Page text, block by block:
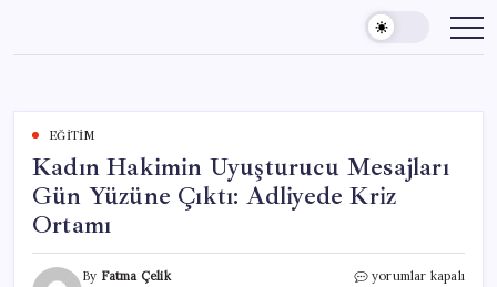
content
EĞITIM
Kadın Hakimin Uyuşturucu Mesajları
Gün Yüzüne Çıktı: Adliyede Kriz
Ortamı
By Fatma Çelik
Kadın
yorumlar kapalı